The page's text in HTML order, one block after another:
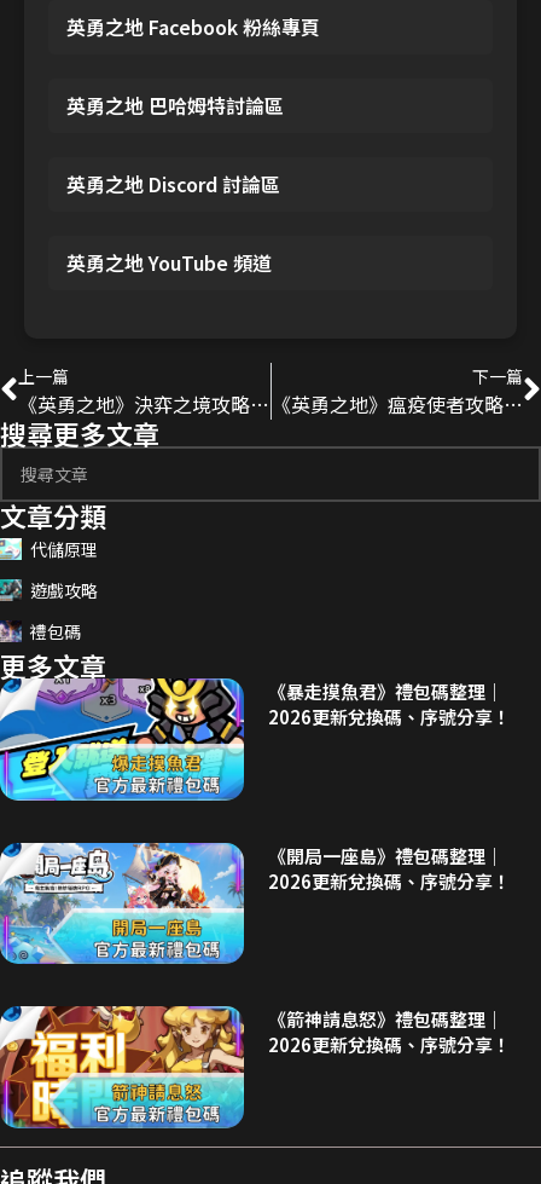
英勇之地 Facebook 粉絲專頁
英勇之地 巴哈姆特討論區
英勇之地 Discord 討論區
英勇之地 YouTube 頻道
上一篇
《英勇之地》決弈之境攻略｜雙王機制與應對技巧
下一篇
《英勇之地》瘟疫使者攻略｜高壓毒屬BOSS應對技巧
搜尋更多文章
文章分類
代儲原理
遊戲攻略
禮包碼
更多文章
《暴走摸魚君》禮包碼整理｜
2026更新兌換碼、序號分享！
《開局一座島》禮包碼整理｜
2026更新兌換碼、序號分享！
《箭神請息怒》禮包碼整理｜
2026更新兌換碼、序號分享！